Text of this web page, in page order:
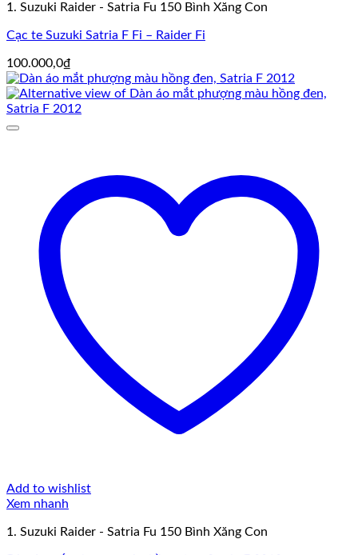
1. Suzuki Raider - Satria Fu 150 Bình Xăng Con
Cạc te Suzuki Satria F Fi – Raider Fi
100.000,0₫
Add to wishlist
Xem nhanh
1. Suzuki Raider - Satria Fu 150 Bình Xăng Con